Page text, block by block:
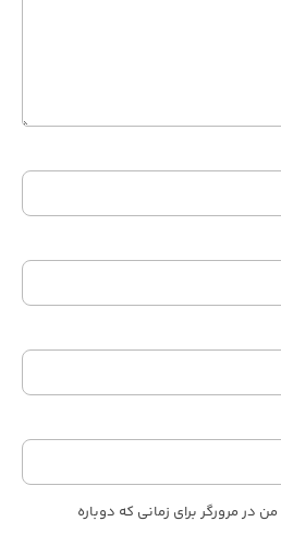
در مرورگر برای زمانی که دوباره